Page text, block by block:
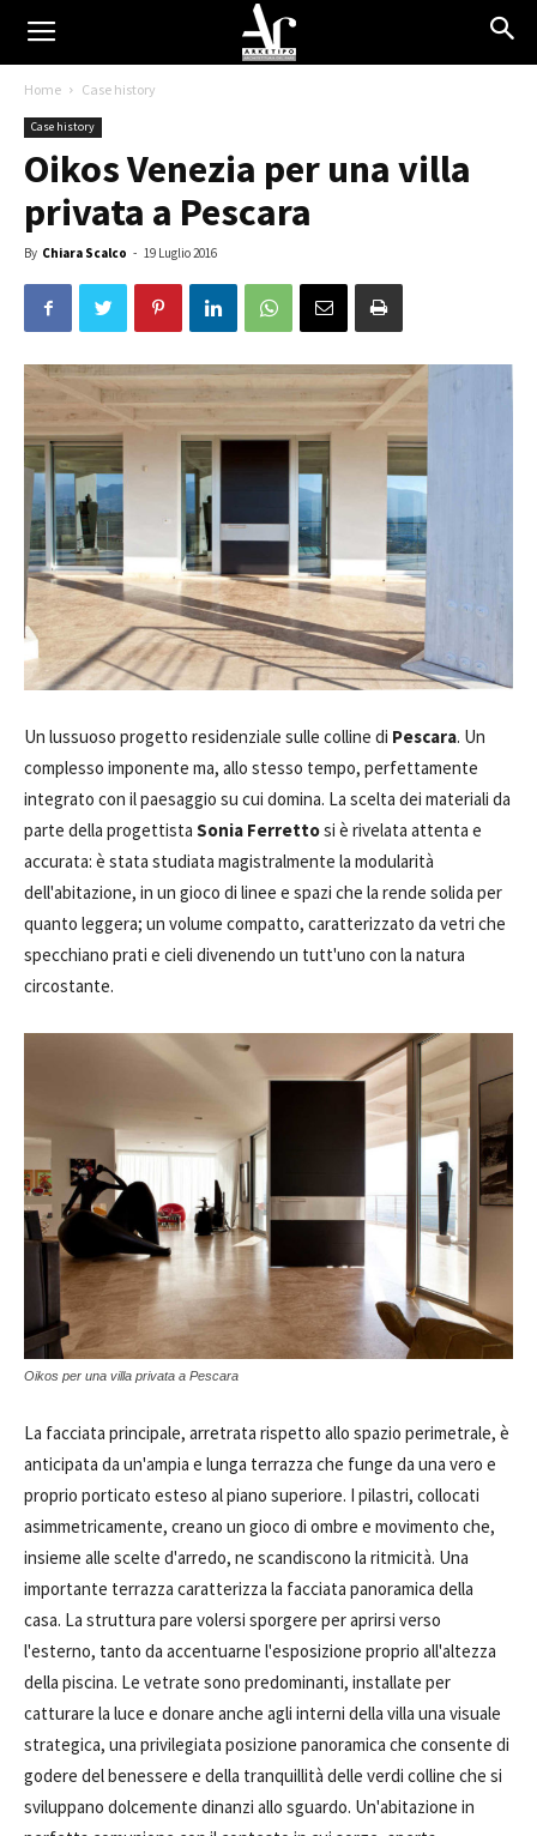
Home Case history
Case history
Oikos Venezia per una villa
privata a Pescara
By Chiara Scalco - 19 Luglio 2016
Un lussuoso progetto residenziale sulle colline di Pescara. Un
complesso imponente ma, allo stesso tempo, perfettamente
integrato con il paesaggio su cui domina. La scelta dei materiali da
parte della progettista Sonia Ferrettosi è rivelata attenta e
accurata: è stata studiata magistralmente la modularità
dell'abitazione, in un gioco di linee e spazi che la rende solida per
quanto leggera; un volume compatto, caratterizzato da vetri che
specchiano prati e cieli divenendo un tutt'uno con la natura
circostante.
Oikos per una villa privata a Pescara
La facciata principale, arretrata rispetto allo spazio perimetrale, è
anticipata da un'ampia e lunga terrazza che funge da una vero e
proprio porticato esteso al piano superiore. I pilastri, collocati
asimmetricamente, creano un gioco di ombre e movimento che,
insieme alle scelte d'arredo, ne scandiscono la ritmicità. Una
importante terrazza caratterizza la facciata panoramica della
casa. La struttura pare volersi sporgere per aprirsi verso
l'esterno, tanto da accentuarne l'esposizione proprio all'altezza
della piscina. Le vetrate sono predominanti, installate per
catturare la luce e donare anche agli interni della villa una visuale
strategica, una privilegiata posizione panoramica che consente di
godere del benessere e della tranquillità delle verdi colline che si
sviluppano dolcemente dinanzi allo sguardo. Un'abitazione in